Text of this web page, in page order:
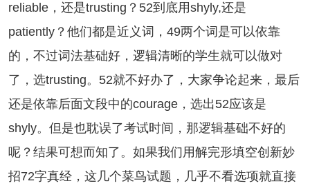
reliable，还是trusting？52到底用shyly,还是
patiently？他们都是近义词，49两个词是可以依靠
的，不过词法基础好，逻辑清晰的学生就可以做对
了，选trusting。52就不好办了，大家争论起来，最后
还是依靠后面文段中的courage，选出52应该是
shyly。但是也耽误了考试时间，那逻辑基础不好的
呢？结果可想而知了。如果我们用解完形填空创新妙
招72字真经，这几个菜鸟试题，几乎不看选项就直接